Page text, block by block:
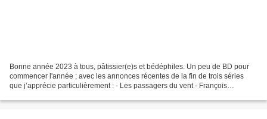
Bonne année 2023 à tous, pâtissier(e)s et bédéphiles. Un peu de BD pour
commencer l'année ; avec les annonces récentes de la fin de trois séries
que j’apprécie particulièrement : - Les passagers du vent - François